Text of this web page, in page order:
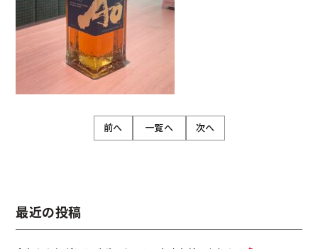
前へ 一覧へ 次へ
最近の投稿